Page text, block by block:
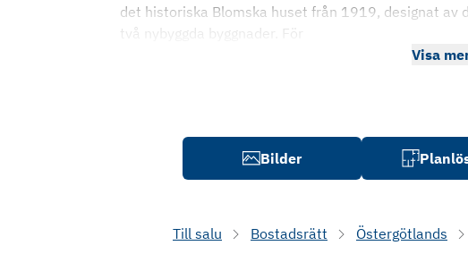
det historiska Blomska huset från 1919, designat
två nybyggda byggnader. För
Visa
Bilder
Till salu Bostadsrätt Östergötlands